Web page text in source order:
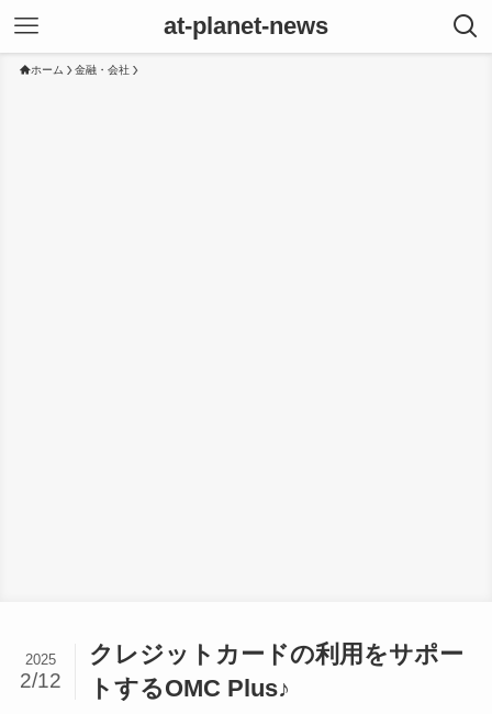
at-planet-news
ホーム 金融・会社
クレジットカードの利用をサポー
トするOMC Plus♪
2025
2/12